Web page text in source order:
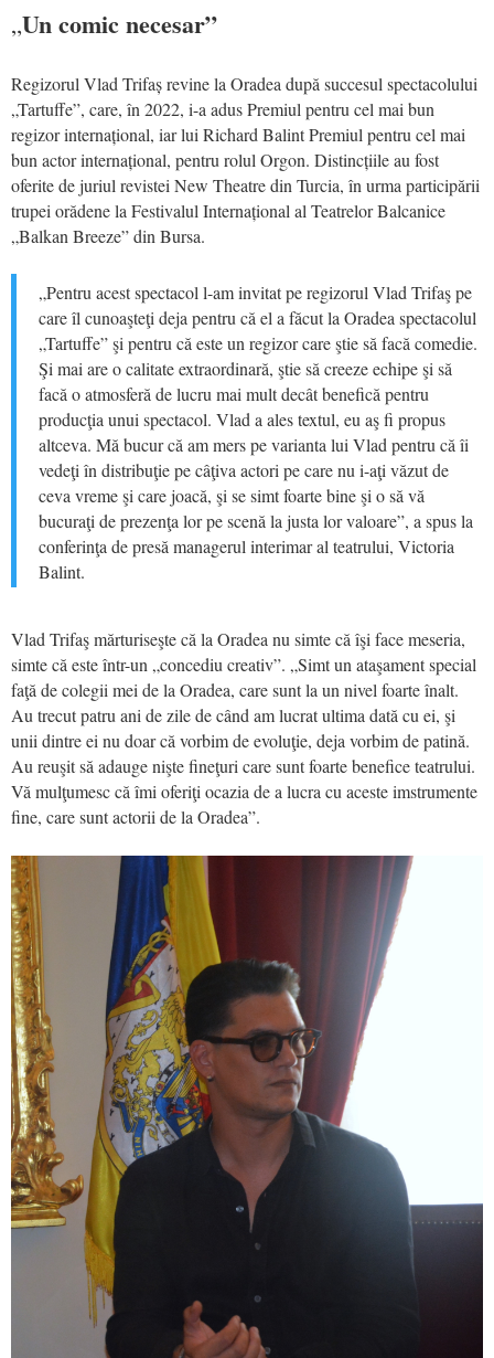
„Un comic necesar”
Regizorul Vlad Trifaș revine la Oradea după succesul spectacolului
„Tartuffe”, care, în 2022, i-a adus Premiul pentru cel mai bun
regizor internațional, iar lui Richard Balint Premiul pentru cel mai
bun actor internațional, pentru rolul Orgon. Distincțiile au fost
oferite de juriul revistei New Theatre din Turcia, în urma participării
trupei orădene la Festivalul Internațional al Teatrelor Balcanice
„Balkan Breeze” din Bursa.
„Pentru acest spectacol l-am invitat pe regizorul Vlad Trifaş pe
care îl cunoaşteţi deja pentru că el a făcut la Oradea spectacolul
„Tartuffe” şi pentru că este un regizor care ştie să facă comedie.
Şi mai are o calitate extraordinară, ştie să creeze echipe şi să
facă o atmosferă de lucru mai mult decât benefică pentru
producţia unui spectacol. Vlad a ales textul, eu aş fi propus
altceva. Mă bucur că am mers pe varianta lui Vlad pentru că îi
vedeţi în distribuţie pe câţiva actori pe care nu i-aţi văzut de
ceva vreme şi care joacă, şi se simt foarte bine şi o să vă
bucuraţi de prezenţa lor pe scenă la justa lor valoare”, a spus la
conferinţa de presă managerul interimar al teatrului, Victoria
Balint.
Vlad Trifaş mărturiseşte că la Oradea nu simte că îşi face meseria,
simte că este într-un „concediu creativ”. „Simt un ataşament special
faţă de colegii mei de la Oradea, care sunt la un nivel foarte înalt.
Au trecut patru ani de zile de când am lucrat ultima dată cu ei, şi
unii dintre ei nu doar că vorbim de evoluţie, deja vorbim de patină.
Au reuşit să adauge nişte fineţuri care sunt foarte benefice teatrului.
Vă mulţumesc că îmi oferiţi ocazia de a lucra cu aceste imstrumente
fine, care sunt actorii de la Oradea”.